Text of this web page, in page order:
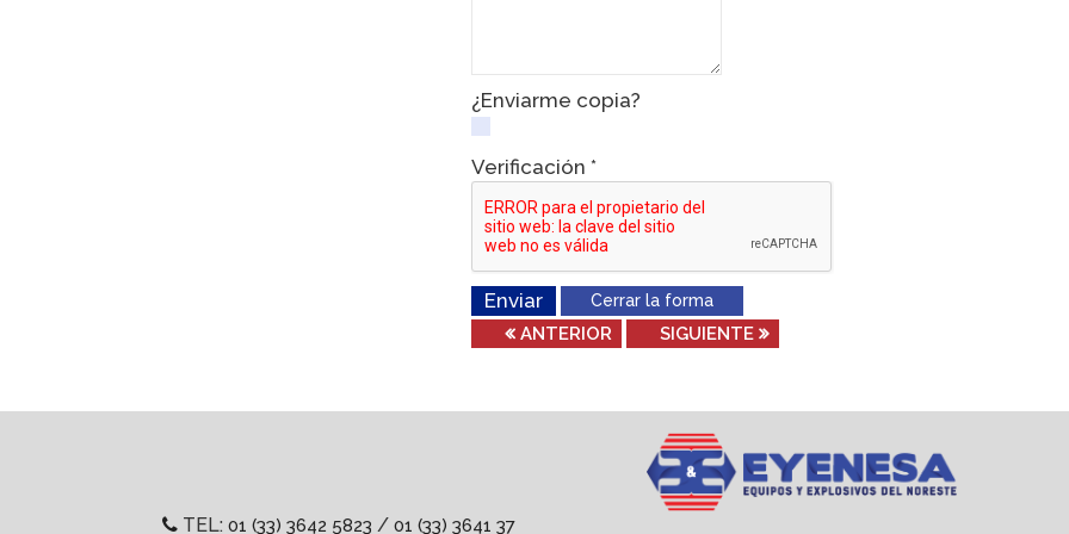
¿Enviarme copia?
Verificación *
Enviar Cerrar la forma
TEL: 01 (33) 3642 5823 / 01 (33) 3641 37